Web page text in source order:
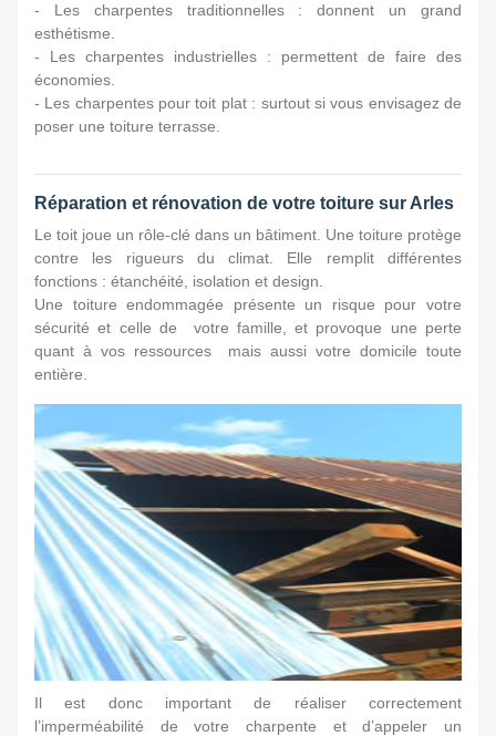
- Les charpentes traditionnelles : donnent un grand
esthétisme.
- Les charpentes industrielles : permettent de faire des
économies.
- Les charpentes pour toit plat : surtout si vous envisagez de
poser une toiture terrasse.
Réparation et rénovation de votre toiture sur Arles
Le toit joue un rôle-clé dans un bâtiment. Une toiture protège
contre les rigueurs du climat. Elle remplit différentes
fonctions : étanchéité, isolation et design.
Une toiture endommagée présente un risque pour votre
sécurité et celle de votre famille, et provoque une perte
quant à vos ressources mais aussi votre domicile toute
entière.
Il est donc important de réaliser correctement
l’imperméabilité de votre charpente et d’appeler un